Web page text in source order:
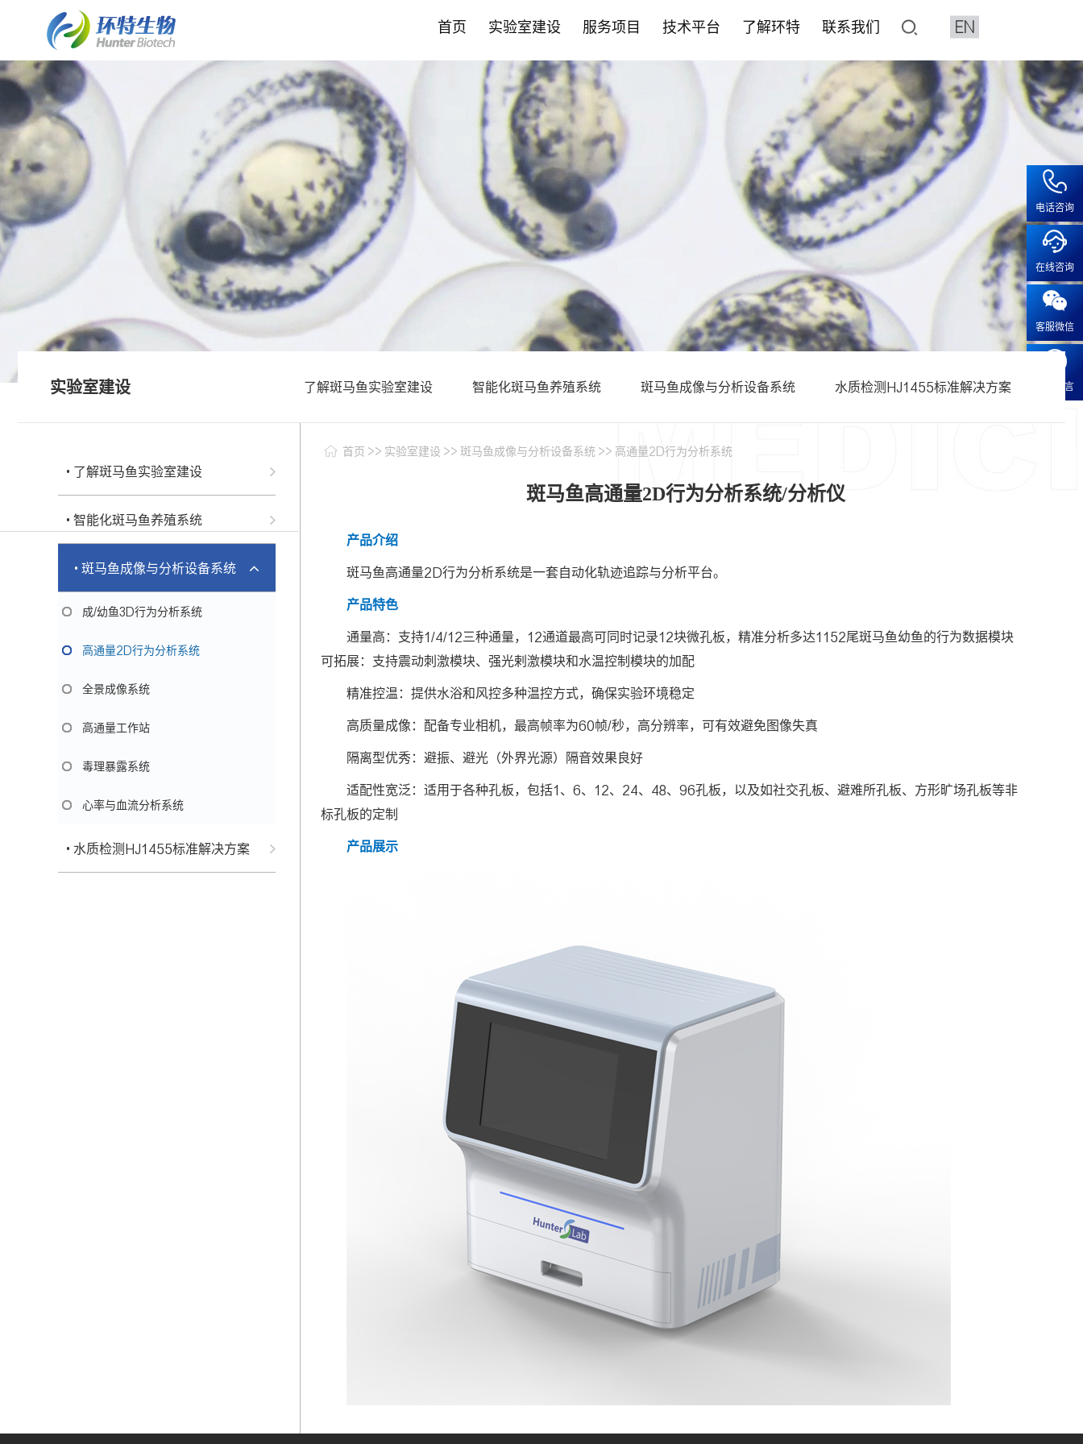
首页
实验室建设
了解斑马鱼实验室建设
• 业务简介
• 实验室常见问题FAQ
• 客户案例列表
• 案例详情
智能化斑马鱼养殖系统
• 实验室系统建设
• 智能自动喂食系统
• 养殖设备系统
• 斑马鱼培养箱
• 其它设备系统
斑马鱼成像与分析设备系统
• 成/幼鱼3D行为分析系统
• 高通量2D行为分析系统
• 全景成像系统
• 高通量工作站
水质检测HJ1455标准解决
服务项目
斑马鱼实验室建设
• 斑马鱼实验室建设业务介绍
• 水质检测HJ1455标准解决方案
• 斑马鱼实验室系统建设
• 斑马鱼养殖/自动喂食系统
• 斑马鱼2D/3D行为分析系统
• 斑马鱼全景成像系统
• 斑马鱼培养箱
• 斑马鱼高通量工作站
• 其它设备系统
营养保健食品CRO
允许声称24项功效
其他新功效研究
• 安全性评价
• 人体试食 /真实世界研究
• 益生菌产品评价
• 保健食品"蓝帽"注册备案
• EBE认证 /循证功效
• 功效评价报告证书
心脑血管系统疾病
神经系统疾病
口服美容
其他疾病
化妆品CRO
• 产品注册备案
特殊化妆品注册
普通化妆品备案功效评价
化妆品注册备案基础检测CMA
• 人体功效评价研究
• 斑马鱼功效评价及研究
• 体外/细胞实验功效评价及研
• 离体毛囊功效评价
• 皮肤外植体功效评价及研究
• 功效评价报告证书
• 化妆品CRO常见问题FAQ
科研服务 智鱼优检认证
• 证书查询
技术平台
细胞/离体组织技术平台
• 保健食品体外细胞实验
• 化妆品体外细胞实验
• 皮肤外植体功效评价
斑马鱼技术平台
• 品系构建与定制服务
• PDX技术
• 斑马鱼抗体
• 斑马鱼实验常见问题FAQ
• 营养保健食品评价
• 药物功效评价
• 大小鼠模型实验服务
人体临床平台
• 保健食品人体试食试验
• 化妆品人体功效试验
• 化妆品特证备案
类器官技术平台
• 类器官培养构建服务
• 培养基/培养试剂
基因编辑技术平台
• 基因编辑用于罕见病研究
• 斑马鱼科研服务
• 大小鼠科研服务
• PDX科研服务
智鱼优检
了解环特
了解环特
• 环特简介
• 企业文化
• 资质荣誉
• 发展历程
• 专家团队
• 技术成果
• 循证美妆洞察
• 循证健康洞察
• 前瞻科研洞察
• 斑马鱼智能设备
• 常见问题FAQ
• 科研院所
加入我们
• 人才招聘
• 成长在环特
联系我们
EN
实验室建设 了解斑马鱼实验室建设 智能化斑马鱼养殖系统 斑马鱼成像与分析设备系统 水质检测HJ1455标准解决方案
• 了解斑马鱼实验室建设
• 智能化斑马鱼养殖系统
• 斑马鱼成像与分析设备系统
成/幼鱼3D行为分析系统
高通量2D行为分析系统
全景成像系统
高通量工作站
毒理暴露系统
心率与血流分析系统
• 水质检测HJ1455标准解决方案
首页 >> 实验室建设 >> 斑马鱼成像与分析设备系统 >> 高通量2D行为分析系统
斑马鱼高通量2D行为分析系统/分析仪
产品介绍
斑马鱼高通量2D行为分析系统是一套自动化轨迹追踪与分析平台。
产品特色
通量高：支持1/4/12三种通量，12通道最高可同时记录12块微孔板，精准分析多达1152尾斑马鱼幼鱼的行为数据模块
可拓展：支持震动刺激模块、强光剌激模块和水温控制模块的加配
精准控温：提供水浴和风控多种温控方式，确保实验环境稳定
高质量成像：配备专业相机，最高帧率为60帧/秒，高分辨率，可有效避免图像失真
隔离型优秀：避振、避光（外界光源）隔音效果良好
适配性宽泛：适用于各种孔板，包括1、6、12、24、48、96孔板，以及如社交孔板、避难所孔板、方形旷场孔板等非
标孔板的定制
产品展示
电话咨询
在线咨询
客服微信
在线留言